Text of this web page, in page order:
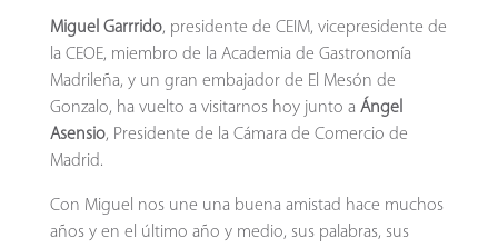
Miguel Garrrido, presidente de CEIM, vicepresidente de
la CEOE, miembro de la Academia de Gastronomía
Madrileña, y un gran embajador de El Mesón de
Gonzalo, ha vuelto a visitarnos hoy junto a Ángel
Asensio, Presidente de la Cámara de Comercio de
Madrid.
Con Miguel nos une una buena amistad hace muchos
años y en el último año y medio, sus palabras, sus